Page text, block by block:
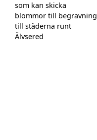
som kan skicka
blommor till begravning
till städerna runt
Älvsered